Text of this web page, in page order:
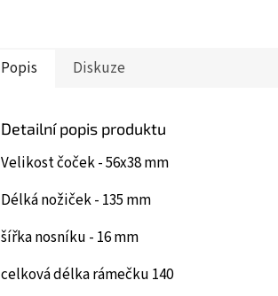
Popis Diskuze
Detailní popis produktu
Velikost čoček - 56x38 mm
Délká nožiček - 135 mm
šířka nosníku - 16 mm
celková délka rámečku 140